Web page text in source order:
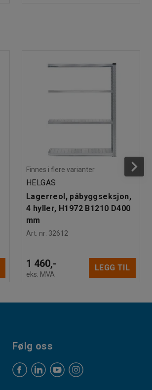
Finnes i flere varianter
HELGAS
Lagerreol, påbyggseksjon,
4 hyller, H1972 B1210 D400
mm
Art. nr: 32612
1 460,-
eks. MVA
LEGG TIL
Følg oss